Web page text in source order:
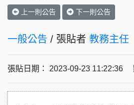
上一則公告 下一則公告
一般公告 / 張貼者 教務主任
張貼日期： 2023-09-23 11:22:36